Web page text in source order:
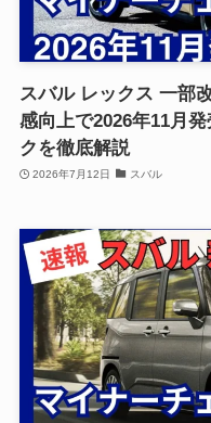
スバル レックス 一部
感向上で2026年11月
クを徹底解説
2026年7月12日 スバル